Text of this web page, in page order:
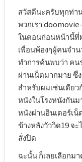
สวัสดีนะครับทุกท่า
พวกเรา
ในตอนก่อนหน้านี้ที่
เพื่อนพ้องๆผู้คนจำ
ทำการค้นพบว่า ค
ผ่านเน็ตมากมาย ซึ่
สำหรับผมเช่นเดีย
หนังในโรงหนังกัน
หนังผ่านอินเตอร์เ
ข้างหลังวัววิด19 จ
สั่งปิด
ฉะนั้น ก็เลยเลือกม